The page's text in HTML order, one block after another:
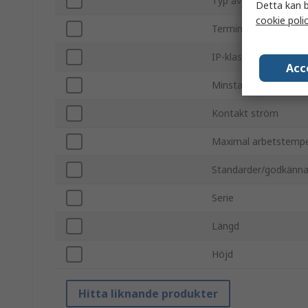
Terminaltyp
IP-klassning
Minsta
Kontakt ström
Maximal
Standarder/
Serie
Längd
Höjd
Hitta liknande produkter
Detta kan
cookie